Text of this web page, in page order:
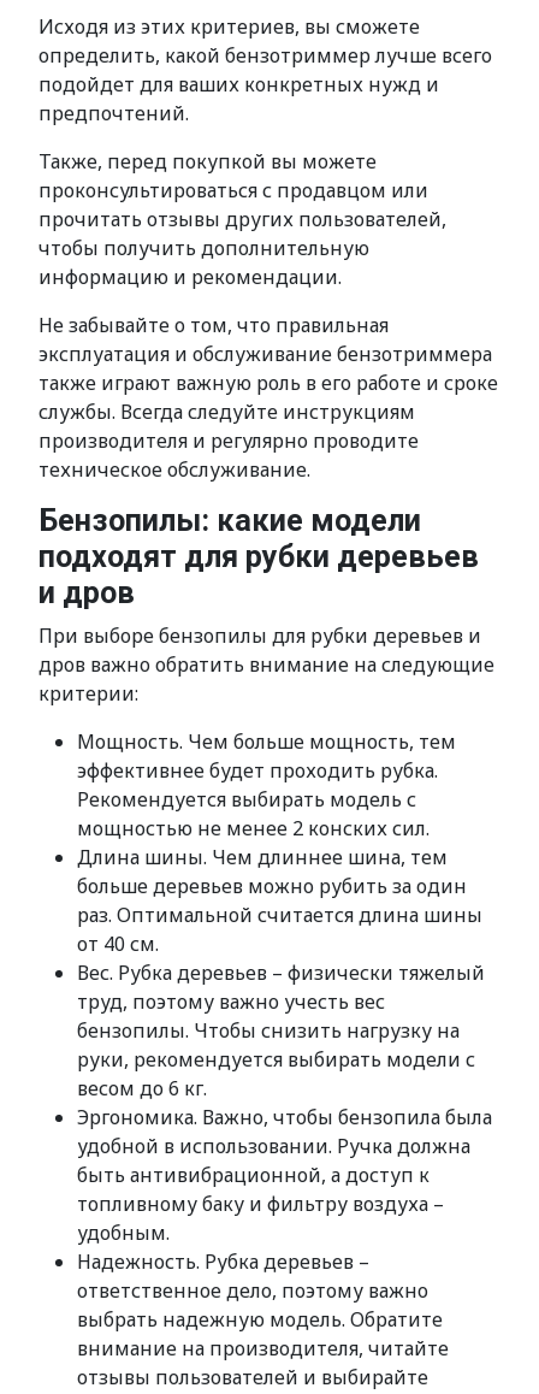
Исходя из этих критериев, вы сможете
определить, какой бензотриммер лучше всего
подойдет для ваших конкретных нужд и
предпочтений.
Также, перед покупкой вы можете
проконсультироваться с продавцом или
прочитать отзывы других пользователей,
чтобы получить дополнительную
информацию и рекомендации.
Не забывайте о том, что правильная
эксплуатация и обслуживание бензотриммера
также играют важную роль в его работе и сроке
службы. Всегда следуйте инструкциям
производителя и регулярно проводите
техническое обслуживание.
Бензопилы: какие модели
подходят для рубки деревьев
и дров
При выборе бензопилы для рубки деревьев и
дров важно обратить внимание на следующие
критерии:
Мощность. Чем больше мощность, тем
эффективнее будет проходить рубка.
Рекомендуется выбирать модель с
мощностью не менее 2 конских сил.
Длина шины. Чем длиннее шина, тем
больше деревьев можно рубить за один
раз. Оптимальной считается длина шины
от 40 см.
Вес. Рубка деревьев – физически тяжелый
труд, поэтому важно учесть вес
бензопилы. Чтобы снизить нагрузку на
руки, рекомендуется выбирать модели с
весом до 6 кг.
Эргономика. Важно, чтобы бензопила была
удобной в использовании. Ручка должна
быть антивибрационной, а доступ к
топливному баку и фильтру воздуха –
удобным.
Надежность. Рубка деревьев –
ответственное дело, поэтому важно
выбрать надежную модель. Обратите
внимание на производителя, читайте
отзывы пользователей и выбирайте